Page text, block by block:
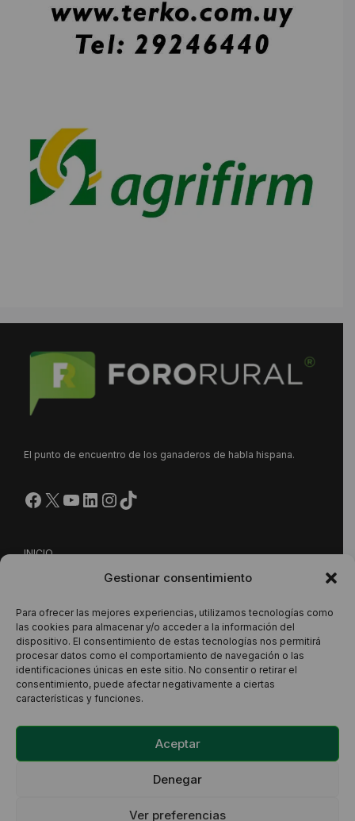
Gestionar consentimiento
Para ofrecer las mejores experiencias, utilizamos tecnologías como
las cookies para almacenar y/o acceder a la información del
dispositivo. El consentimiento de estas tecnologías nos permitirá
procesar datos como el comportamiento de navegación o las
identificaciones únicas en este sitio. No consentir o retirar el
consentimiento, puede afectar negativamente a ciertas
características y funciones.
Aceptar
Denegar
Ver preferencias
El punto de encuentro de los ganaderos de habla hispana.
Facebook
X YouTube
LinkedIn
Instagram
https://www.tiktok.com/
INICIO
NUESTRA PROPUESTA
CONTACTO
Este sitio está protegido por reCAPTCHA y se aplican la
Política de Privacidad y losTérminos del Servicio de Google.
Política de Privacidad
Política de cookies